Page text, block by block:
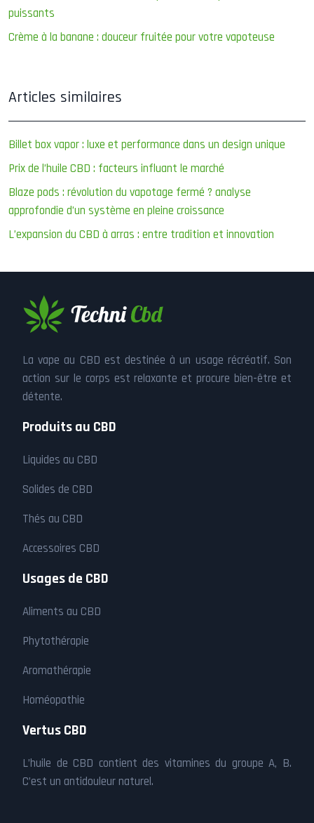
puissants
Crème à la banane : douceur fruitée pour votre vapoteuse
Articles similaires
Billet box vapor : luxe et performance dans un design unique
Prix de l’huile CBD : facteurs influant le marché
Blaze pods : révolution du vapotage fermé ? analyse
approfondie d’un système en pleine croissance
L’expansion du CBD à arras : entre tradition et innovation
La vape au CBD est destinée à un usage récréatif. Son
action sur le corps est relaxante et procure bien-être et
détente.
Produits au CBD
Liquides au CBD
Solides de CBD
Thés au CBD
Accessoires CBD
Usages de CBD
Aliments au CBD
Phytothérapie
Aromathérapie
Homéopathie
Vertus CBD
L’huile de CBD contient des vitamines du groupe A, B.
C’est un antidouleur naturel.